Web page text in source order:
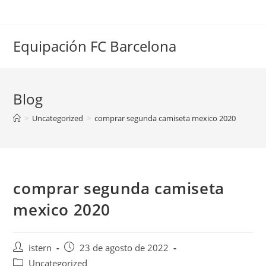
Equipación FC Barcelona
Blog
> Uncategorized > comprar segunda camiseta mexico 2020
comprar segunda camiseta
mexico 2020
Autor
de
istern
Publicación
de
23 de agosto de 2022
Categoría
Uncategorized